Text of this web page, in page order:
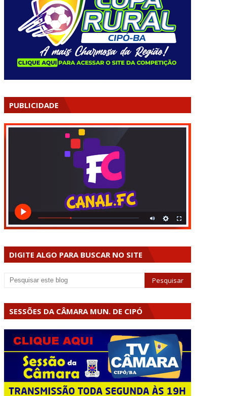
PUBLICIDADE
DIGITE ALGO PARA BUSCAR NO SITE
SESSÕES DA CÂMARA MUN. DE CIPÓ